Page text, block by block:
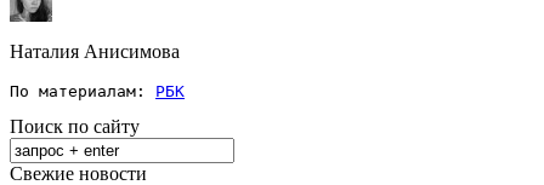
Наталия Анисимова
По материалам: РБК
Поиск по сайту
Свежие новости